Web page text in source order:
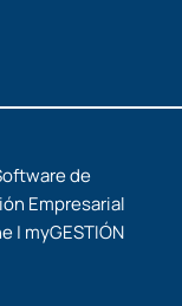
de
Empresarial
| myGESTIÓN